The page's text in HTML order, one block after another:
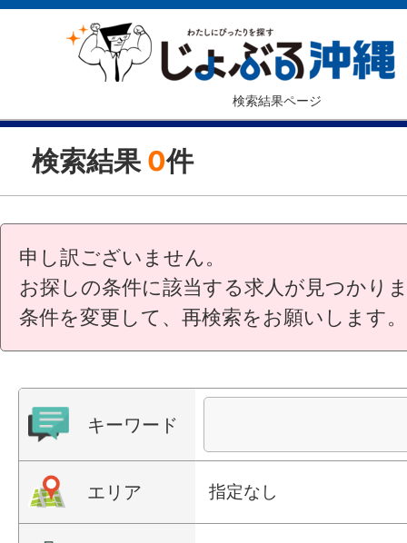
検索結果ページ
検索結果 0件
申し訳ございません。
お探しの条件に該当する求人が見つかり
条件を変更して、再検索をお願いします。
キーワード
エリア 指定なし